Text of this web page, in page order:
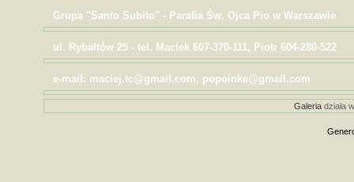
Grupa "Santo Subito" - Parafia Św. Ojca Pio w Warszawie
ul. Rybałtów 25 - tel. Maciek 607-370-111, Piotr 604-280-522
e-mail: maciej.tc@gmail.com, popoinke@gmail.com
Galeriadziała